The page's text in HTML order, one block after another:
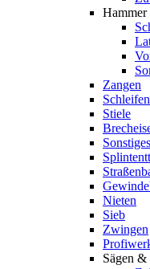
Hammer
Zangen
Schleifen
Stiele
Sonstiges
Nieten
Sieb
Zwingen
Sägen &